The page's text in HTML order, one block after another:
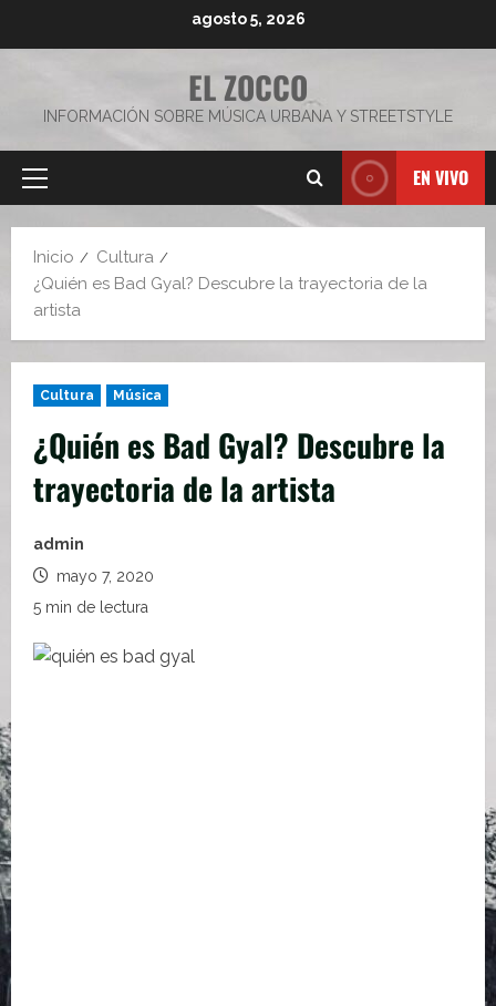
agosto 5, 2026
EL ZOCCO
INFORMACIÓN SOBRE MÚSICA URBANA Y STREETSTYLE
Menú
EN VIVO
Inicio
Cultura
¿Quién es Bad Gyal? Descubre la trayectoria de la
artista
Cultura Música
¿Quién es Bad Gyal? Descubre la
trayectoria de la artista
admin
mayo 7, 2020
5 min de lectura